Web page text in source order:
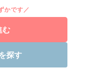
かです／
む
探す